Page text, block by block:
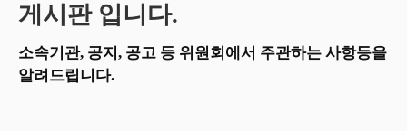
게시판 입니다.
소속기관, 공지, 공고 등 위원회에서 주관하는 사항등을
알려드립니다.